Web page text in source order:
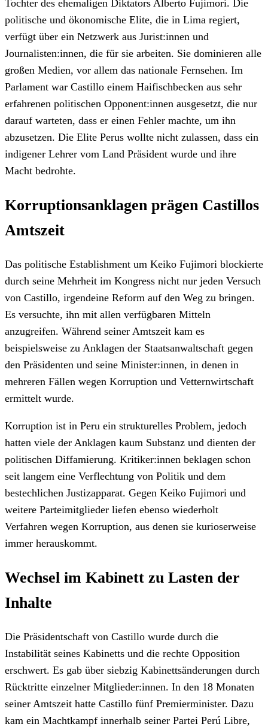
Tochter des ehemaligen Diktators Alberto Fujimori. Die
politische und ökonomische Elite, die in Lima regiert,
verfügt über ein Netzwerk aus Jurist:innen und
Journalisten:innen, die für sie arbeiten. Sie dominieren alle
großen Medien, vor allem das nationale Fernsehen. Im
Parlament war Castillo einem Haifischbecken aus sehr
erfahrenen politischen Opponent:innen ausgesetzt, die nur
darauf warteten, dass er einen Fehler machte, um ihn
abzusetzen. Die Elite Perus wollte nicht zulassen, dass ein
indigener Lehrer vom Land Präsident wurde und ihre
Macht bedrohte.
Korruptionsanklagen prägen Castillos
Amtszeit
Das politische Establishment um Keiko Fujimori blockierte
durch seine Mehrheit im Kongress nicht nur jeden Versuch
von Castillo, irgendeine Reform auf den Weg zu bringen.
Es versuchte, ihn mit allen verfügbaren Mitteln
anzugreifen. Während seiner Amtszeit kam es
beispielsweise zu Anklagen der Staatsanwaltschaft gegen
den Präsidenten und seine Minister:innen, in denen in
mehreren Fällen wegen Korruption und Vetternwirtschaft
ermittelt wurde.
Korruption ist in Peru ein strukturelles Problem, jedoch
hatten viele der Anklagen kaum Substanz und dienten der
politischen Diffamierung. Kritiker:innen beklagen schon
seit langem eine Verflechtung von Politik und dem
bestechlichen Justizapparat. Gegen Keiko Fujimori und
weitere Parteimitglieder liefen ebenso wiederholt
Verfahren wegen Korruption, aus denen sie kurioserweise
immer herauskommt.
Wechsel im Kabinett zu Lasten der
Inhalte
Die Präsidentschaft von Castillo wurde durch die
Instabilität seines Kabinetts und die rechte Opposition
erschwert. Es gab über siebzig Kabinettsänderungen durch
Rücktritte einzelner Mitglieder:innen. In den 18 Monaten
seiner Amtszeit hatte Castillo fünf Premierminister. Dazu
kam ein Machtkampf innerhalb seiner Partei Perú Libre,